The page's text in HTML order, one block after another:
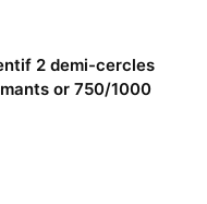
2 demi-cercles
or 750/1000